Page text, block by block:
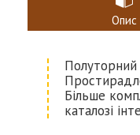
Опис
Полуторний
Більше
каталозі